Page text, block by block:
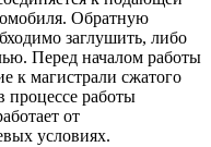
Обратную
заглушить, либо
Перед началом работы
к магистрали сжатого
процессе работы
от
условиях.